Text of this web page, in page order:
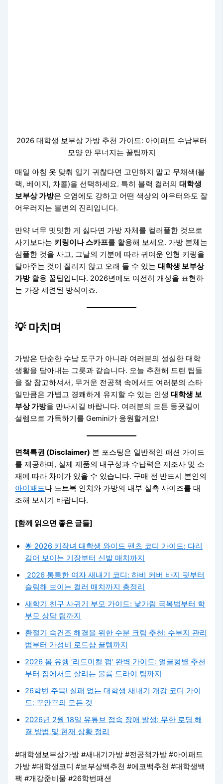
2026 대학생 보부상 가방 추천 가이드: 아이패드 수납부터
모양 안 무너지는 꿀팁까지
매일 아침 옷 맞춰 입기 귀찮다면 고민하지 말고 무채색(블
랙, 베이지, 차콜)을 선택하세요. 특히 블랙 컬러의대학생
보부상 가방은 오염에도 강하고 어떤 색상의 아우터와도 잘
어우러지는 불변의 진리입니다.
만약 너무 밋밋한 게 싫다면 가방 자체를 컬러풀한 것으로
사기보다는 키링이나 스카프를 활용해 보세요. 가방 본체는
심플한 것을 사고, 그날의 기분에 따라 귀여운 인형 키링을
달아주는 것이 질리지 않고 오래 들 수 있는대학생 보부상
가방활용 꿀팁입니다. 2026년에도 여전히 개성을 표현하
는 가장 세련된 방식이죠.
💡 마치며
가방은 단순한 수납 도구가 아니라 여러분의 성실한 대학
생활을 담아내는 그릇과 같습니다. 오늘 추천해 드린 팁들
을 잘 참고하셔서, 무거운 전공책 속에서도 여러분의 스타
일만큼은 가볍고 경쾌하게 유지할 수 있는 인생대학생 보
부상 가방을 만나시길 바랍니다. 여러분의 모든 등굣길이
설렘으로 가득하기를 Gemini가 응원할게요!
면책특권 (Disclaimer) 본 포스팅은 일반적인 패션 가이드
를 제공하며, 실제 제품의 내구성과 수납력은 제조사 및 소
재에 따라 차이가 있을 수 있습니다. 구매 전 반드시 본인의
아이패드나 노트북 인치와 가방의 내부 실측 사이즈를 대
조해 보시기 바랍니다.
[함께 읽으면 좋은 글들]
🌟 2026 키작녀 대학생 와이드 팬츠 코디 가이드: 다리
길어 보이는 기장부터 신발 매치까지
2026 통통한 여자 새내기 코디: 하비 커버 바지 핏부터
슬림해 보이는 컬러 매치까지 총정리
새학기 친구 사귀기 부모 가이드: 낯가림 극복법부터 학
부모 상담 팁까지
환절기 속건조 해결을 위한 수분 크림 추천: 수부지 관리
법부터 가성비 로드샵 꿀템까지
2026 봄 유행 ‘리드미컬 펌’ 완벽 가이드: 얼굴형별 추천
부터 집에서도 살리는 볼륨 드라이 팁까지
26학번 주목! 실패 없는 대학생 새내기 개강 코디 가이
드: 꾸안꾸의 모든 것
2026년 2월 18일 유튜브 접속 장애 발생: 무한 로딩 해
결 방법 및 현재 상황 정리
#대학생보부상가방 #새내기가방 #전공책가방 #아이패드
가방 #대학생코디 #보부상백추천 #에코백추천 #대학생백
팩 #개강준비물 #26학번패션